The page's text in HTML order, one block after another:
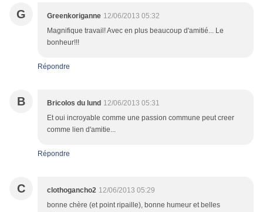
G Greenkoriganne 12/06/2013 05:32
Magnifique travail! Avec en plus beaucoup d'amitié... Le
bonheur!!!
Répondre
B Bricolos du lund 12/06/2013 05:31
Et oui incroyable comme une passion commune peut creer
comme lien d'amitie...
Répondre
C clothogancho2 12/06/2013 05:29
bonne chère (et point ripaille), bonne humeur et belles